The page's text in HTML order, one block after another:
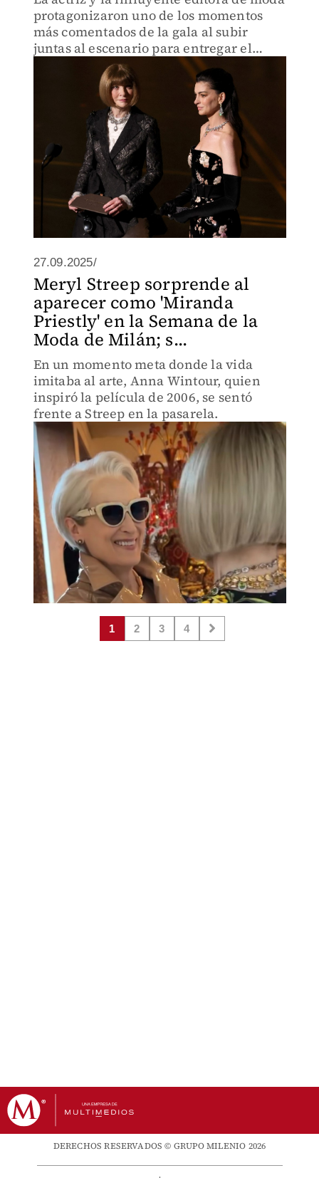
protagonizaron uno de los momentos
más comentados de la gala al subir
juntas al escenario para entregar el
premio a mejor diseño de vestuario.
27.09.2025/
Meryl Streep sorprende al
aparecer como 'Miranda
Priestly' en la Semana de la
Moda de Milán; s...
En un momento meta donde la vida
imitaba al arte, Anna Wintour, quien
inspiró la película de 2006, se sentó
frente a Streep en la pasarela.
1 2 3 4
DERECHOS RESERVADOS © GRUPO MILENIO 2026